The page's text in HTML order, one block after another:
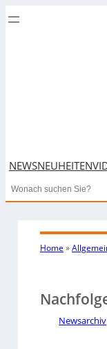
NEWSNEUHEITEN
Search
Home »
Newsarchiv